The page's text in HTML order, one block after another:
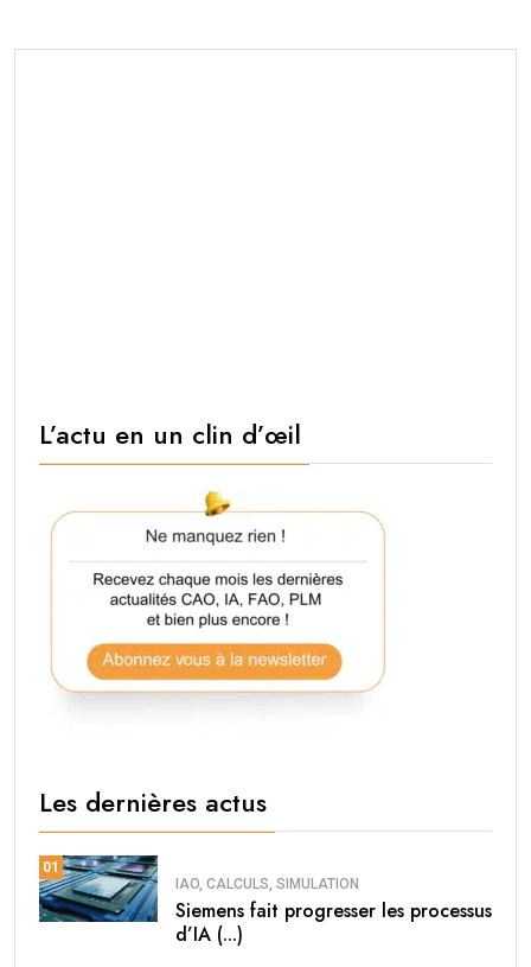
L’actu en un clin d’œil
Les dernières actus
01
IAO, CALCULS, SIMULATION
Siemens fait progresser les processus
d’IA (...)